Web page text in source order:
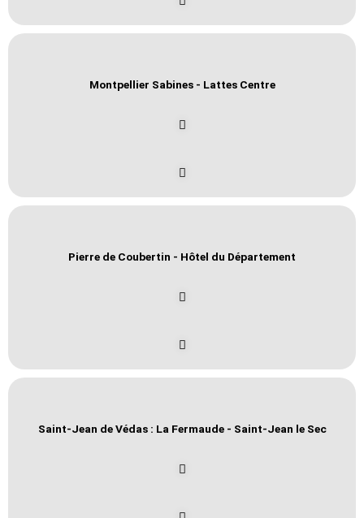
Montpellier Sabines - Lattes Centre
Pierre de Coubertin - Hôtel du Département
Saint-Jean de Védas : La Fermaude - Saint-Jean le Sec